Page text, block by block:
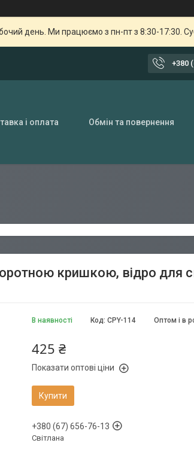
день. Ми працюємо з пн-пт з 8:30-17:30.
+380
і оплата Обмін та повернення
кришкою, відро для
В наявності Оптом і в
Код: СPY-114
425 ₴
Показати оптові ціни
Купити
+380 (67) 656-76-13
Світлана